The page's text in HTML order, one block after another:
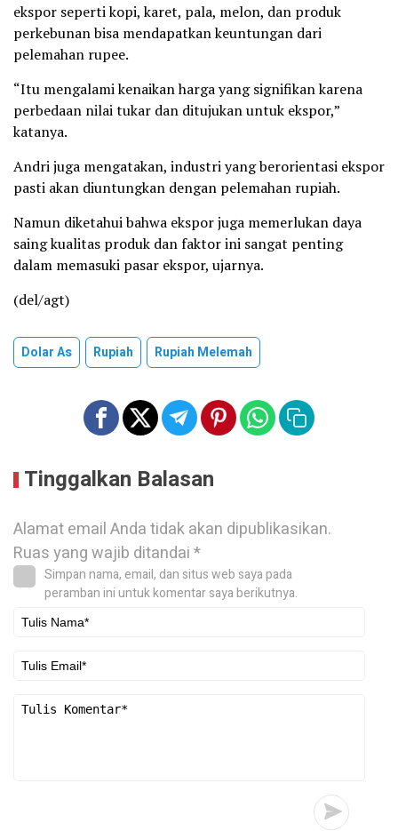
ekspor seperti kopi, karet, pala, melon, dan produk
perkebunan bisa mendapatkan keuntungan dari
pelemahan rupee.
“Itu mengalami kenaikan harga yang signifikan karena
perbedaan nilai tukar dan ditujukan untuk ekspor,”
katanya.
Andri juga mengatakan, industri yang berorientasi ekspor
pasti akan diuntungkan dengan pelemahan rupiah.
Namun diketahui bahwa ekspor juga memerlukan daya
saing kualitas produk dan faktor ini sangat penting
dalam memasuki pasar ekspor, ujarnya.
(del/agt)
Dolar As Rupiah Rupiah Melemah
Tinggalkan Balasan
Alamat email Anda tidak akan dipublikasikan.
Ruas yang wajib ditandai*
Simpan nama, email, dan situs web saya pada
peramban ini untuk komentar saya berikutnya.